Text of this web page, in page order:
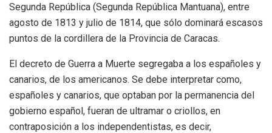
Segunda República (Segunda República Mantuana), entre
agosto de 1813 y julio de 1814, que sólo dominará escasos
puntos de la cordillera de la Provincia de Caracas.
El decreto de Guerra a Muerte segregaba a los españoles y
canarios, de los americanos. Se debe interpretar como,
españoles y canarios, que optaban por la permanencia del
gobierno español, fueran de ultramar o criollos, en
contraposición a los independentistas, es decir,